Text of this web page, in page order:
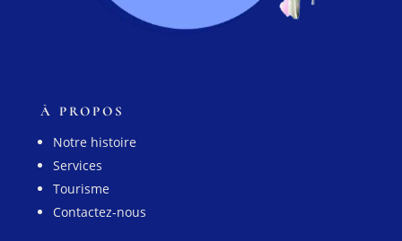
À PROPOS
Notre histoire
Services
Tourisme
Contactez-nous